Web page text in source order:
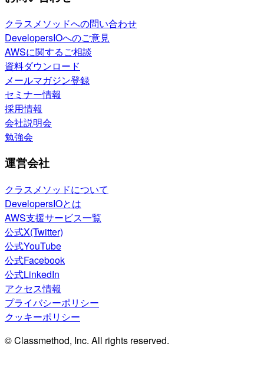
クラスメソッドへの問い合わせ
DevelopersIOへのご意見
AWSに関するご相談
資料ダウンロード
メールマガジン登録
セミナー情報
採用情報
会社説明会
勉強会
運営会社
クラスメソッドについて
DevelopersIOとは
AWS支援サービス一覧
公式X(Twitter)
公式YouTube
公式Facebook
公式LinkedIn
アクセス情報
プライバシーポリシー
クッキーポリシー
© Classmethod, Inc. All rights reserved.